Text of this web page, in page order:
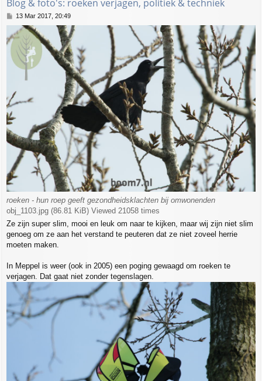
Blog & foto's: roeken verjagen, politiek & techniek
P
o
s
t
13 Mar 2017, 20:49
roeken - hun roep geeft gezondheidsklachten bij omwonenden
obj_1103.jpg (86.81 KiB) Viewed 21058 times
Ze zijn super slim, mooi en leuk om naar te kijken, maar wij zijn niet slim
genoeg om ze aan het verstand te peuteren dat ze niet zoveel herrie
moeten maken.
In Meppel is weer (ook in 2005) een poging gewaagd om roeken te
verjagen. Dat gaat niet zonder tegenslagen.